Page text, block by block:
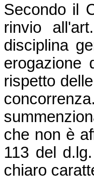
Secondo il
rinvio
disciplina
erogazione
rispetto
che non è
113 del
chiaro